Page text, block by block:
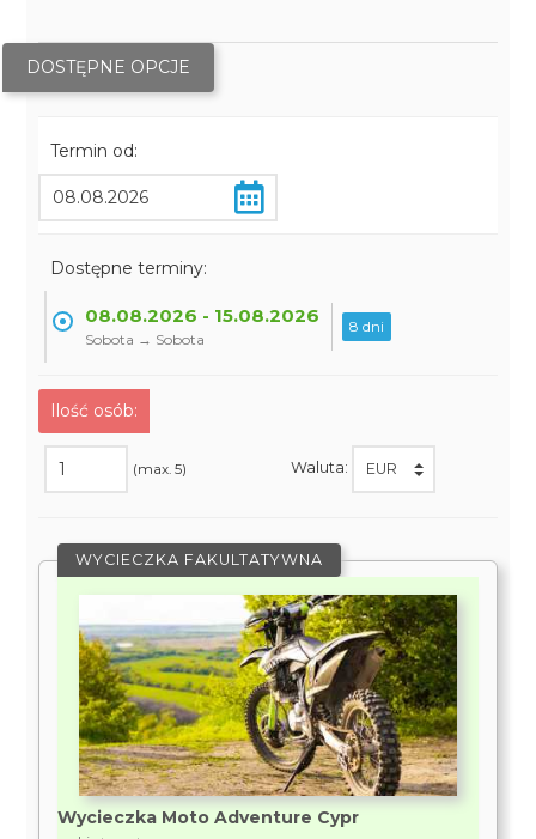
DOSTĘPNE OPCJE
Termin od:
Dostępne terminy:
08.08.2026 - 15.08.2026
Sobota → Sobota
8 dni
Ilość osób:
(max. 5) Waluta:
WYCIECZKA FAKULTATYWNA
Wycieczka Moto Adventure Cypr